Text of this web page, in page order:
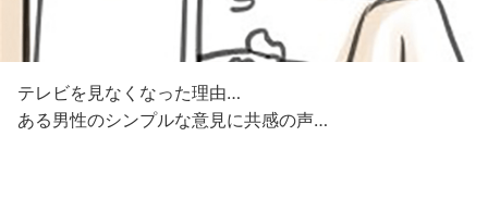
テレビを見なくなった理由…
ある男性のシンプルな意見に共感の声…